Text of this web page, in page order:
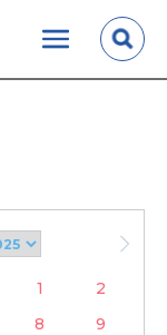
1
2
8
9